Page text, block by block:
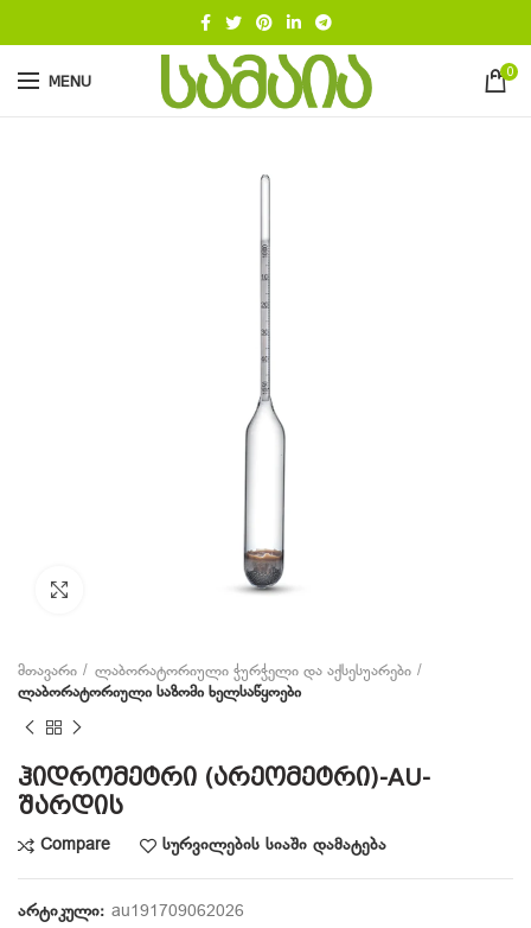
MENU 0
მთავარი
ლაბორატორიული ჭურჭელი და აქსესუარები
ლაბორატორიული საზომი ხელსაწყოები
ჰიდრომეტრი (არეომეტრი)-AU-
შარდის
Compare სურვილების სიაში დამატება
არტიკული: au191709062026